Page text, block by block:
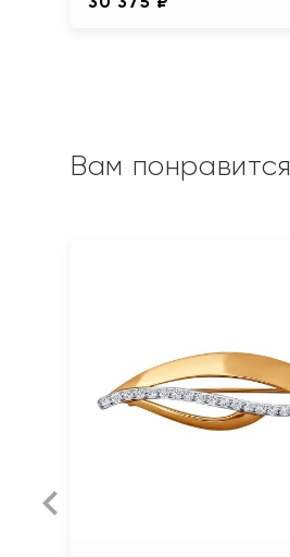
Вам понравится